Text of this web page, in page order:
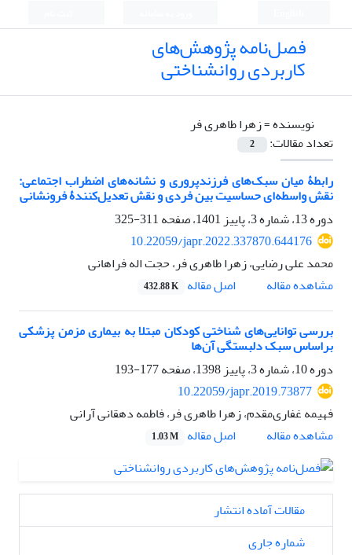
فصل‌نامه پژوهش‌های
کاربردی روانشناختی
نویسنده =زهرا طاهری فر
تعداد مقالات:
2
رابطۀ میان سبک‌های فرزندپروری و نشانه‌های اضطراب اجتماعی:
نقش واسطه‌ای حساسیت بین فردی و نقش تعدیل‌کنندۀ فرونشانی
دوره 13، شماره 3، پاییز 1401، صفحه
311-325
10.22059/japr.2022.337870.644176
محمد علی رضایی، زهرا طاهری فر، حجت اله فراهانی
مشاهده مقاله
اصل مقاله 432.88 K
بررسی توانایی‌های شناختی کودکان مبتلا به بیماری مزمن پزشکی
براساس سبک دلبستگی آن‌ها
دوره 10، شماره 3، پاییز 1398، صفحه
177-193
10.22059/japr.2019.73877
فهیمه غفاری‌مقدم، زهرا طاهری فر، فاطمه دهقانی آرانی
مشاهده مقاله
اصل مقاله 1.03 M
مقالات آماده انتشار
شماره جاری